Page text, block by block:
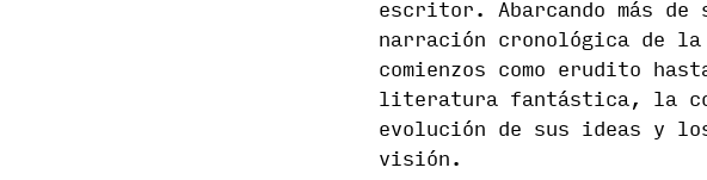
escritor. Abarcando más
narración cronológica de la
comienzos como erudito
literatura fantástica, la
evolución de sus ideas y
visión.